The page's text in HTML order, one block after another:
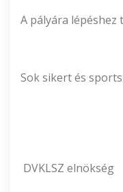
A pályára lépéshez
Sok sikert és
DVKLSZ elnökség